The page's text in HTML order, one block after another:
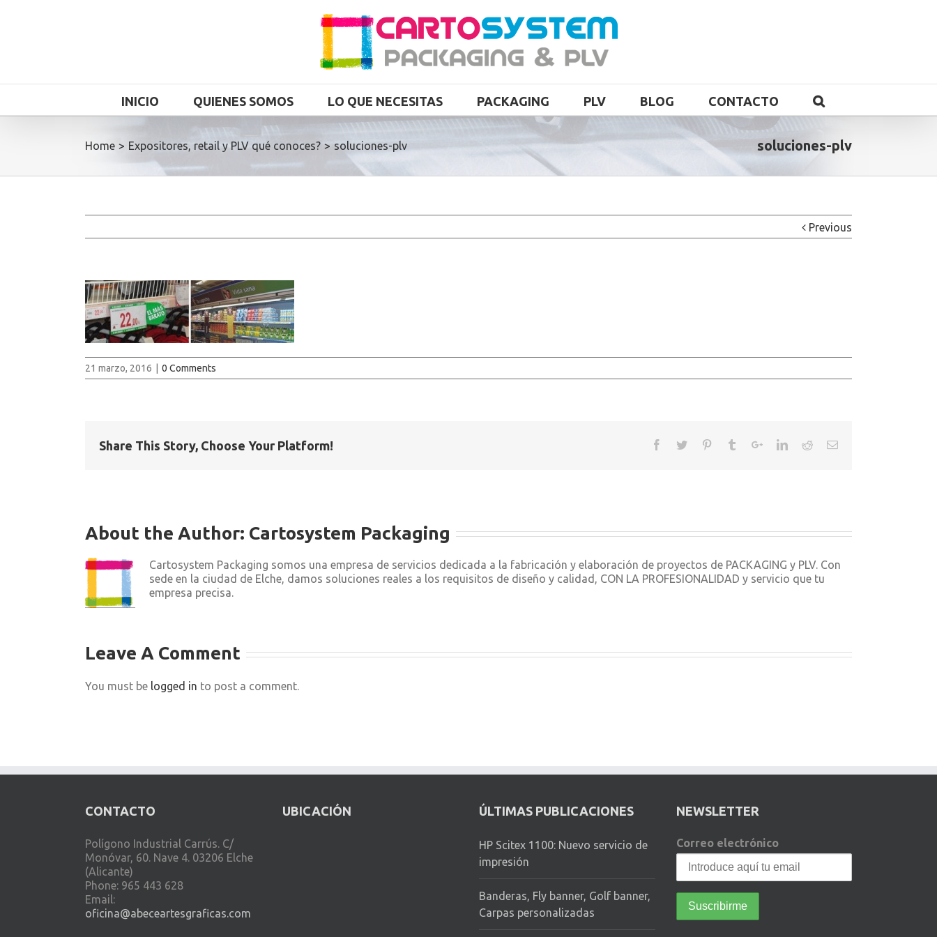
INICIO QUIENES SOMOS LO QUE NECESITAS PACKAGING PLV BLOG CONTACTO
soluciones-plv
Home > Expositores, retail y PLV qué conoces? > soluciones-plv
Previous
21 marzo, 2016 0 Comments
Share This Story, Choose Your Platform!
About the Author: Cartosystem Packaging
Cartosystem Packaging somos una empresa de servicios dedicada a la fabricación y elaboración de proyectos de PACKAGING y PLV. Con
sede en la ciudad de Elche, damos soluciones reales a los requisitos de diseño y calidad, CON LA PROFESIONALIDAD y servicio que tu
empresa precisa.
Leave A Comment
You must be logged in to post a comment.
CONTACTO
Polígono Industrial Carrús. C/
Monóvar, 60. Nave 4. 03206 Elche
(Alicante)
Phone: 965 443 628
Email:
oficina@abeceartesgraficas.com
UBICACIÓN ÚLTIMAS PUBLICACIONES
HP Scitex 1100: Nuevo servicio de
impresión
Banderas, Fly banner, Golf banner,
Carpas personalizadas
NEWSLETTER
Correo electrónico